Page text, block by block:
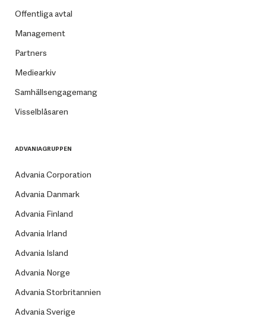
Offentliga avtal
Management
Partners
Mediearkiv
Samhällsengagemang
Visselblåsaren
ADVANIAGRUPPEN
Advania Corporation
Advania Danmark
Advania Finland
Advania Irland
Advania Island
Advania Norge
Advania Storbritannien
Advania Sverige